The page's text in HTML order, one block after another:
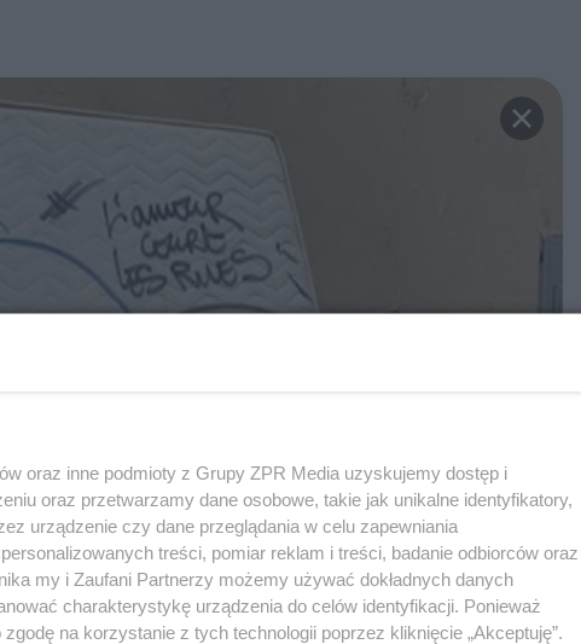
oraz inne podmioty z Grupy ZPR Media uzyskujemy dostęp i
oraz przetwarzamy dane osobowe, takie jak unikalne identyfikatory,
urządzenie czy dane przeglądania w celu zapewniania
treści, pomiar reklam i treści, badanie odbiorców oraz
my i Zaufani Partnerzy możemy używać dokładnych danych
charakterystykę urządzenia do celów identyfikacji. Ponieważ
na korzystanie z tych technologii poprzez kliknięcie „Akceptuję”.